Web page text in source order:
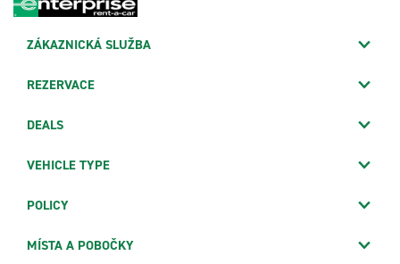
ZÁKAZNICKÁ SLUŽBA
REZERVACE
DEALS
VEHICLE TYPE
POLICY
MÍSTA A POBOČKY